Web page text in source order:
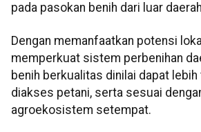
pada pasokan benih dari luar
Dengan memanfaatkan potensi
memperkuat sistem perbenihan
benih berkualitas dinilai dapat
diakses petani, serta sesuai
agroekosistem setempat.